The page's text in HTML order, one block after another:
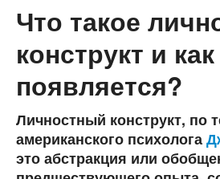
Что такое
конструкт и
появляется?
Личностный конструкт, по
американского психолога
это абстракция или